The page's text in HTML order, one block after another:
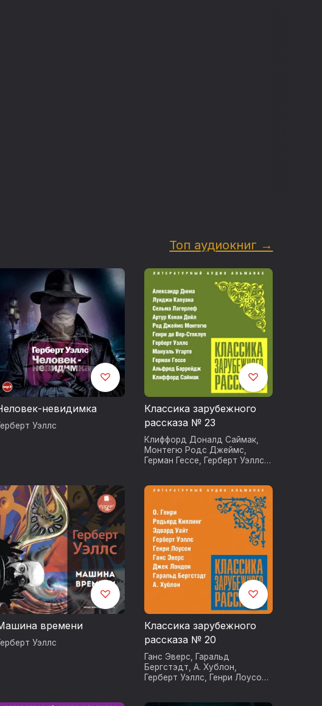
3 книги для
времени
of Dr. Moreau,
(The War
Moon, 1901),
органов диким
на Луну.
его способность
до той поры
он дал волю
at the End of Its
фабулы,
вытесняют
предметах,
оценке, лишь
им
(Love and Mr.
1909), Тоно-
1918), Мир
они в той или
книга,
это Что мы творим
а самым важным
(The
читательским
of History,
и много
августа 1946.
Топ аудиокниг →
невидимка
Уэллс
Классика зарубежного
рассказа № 23
Клиффорд Доналд Саймак
Монтегю Родс Джеймс
Герман Гессе
Герберт Уэллс,
Генри де Вер-Стеклуп,
, Артур Конан
Дойл, Альфред Баррейдж
времени
Уэллс
Классика зарубежного
рассказа № 20
Ганс Эверс
Гаральд
Бергстэдт А. Хублон
Герберт Уэллс
Генри Лоусон,